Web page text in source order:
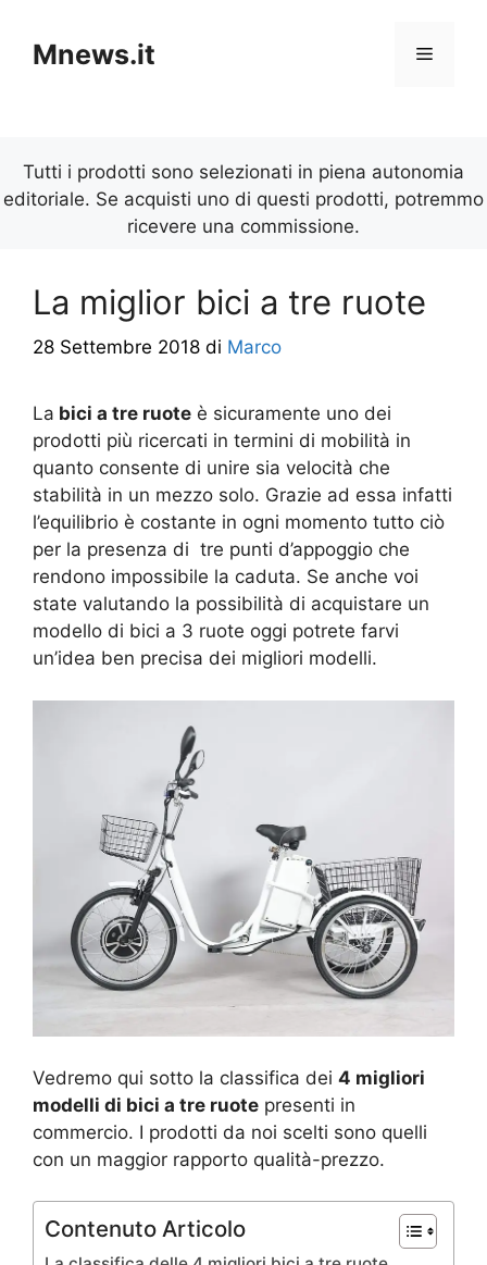
contenuto
Mnews.it Menu
Tutti i prodotti sono selezionati in piena autonomia
editoriale. Se acquisti uno di questi prodotti, potremmo
ricevere una commissione.
La miglior bici a tre ruote
28 Settembre 2018 di Marco
La bici a tre ruote è sicuramente uno dei
prodotti più ricercati in termini di mobilità in
quanto consente di unire sia velocità che
stabilità in un mezzo solo. Grazie ad essa infatti
l’equilibrio è costante in ogni momento tutto ciò
per la presenza di tre punti d’appoggio che
rendono impossibile la caduta. Se anche voi
state valutando la possibilità di acquistare un
modello di bici a 3 ruote oggi potrete farvi
un’idea ben precisa dei migliori modelli.
Vedremo qui sotto la classifica dei 4 migliori
modelli di bici a tre ruote presenti in
commercio. I prodotti da noi scelti sono quelli
con un maggior rapporto qualità-prezzo.
Contenuto Articolo